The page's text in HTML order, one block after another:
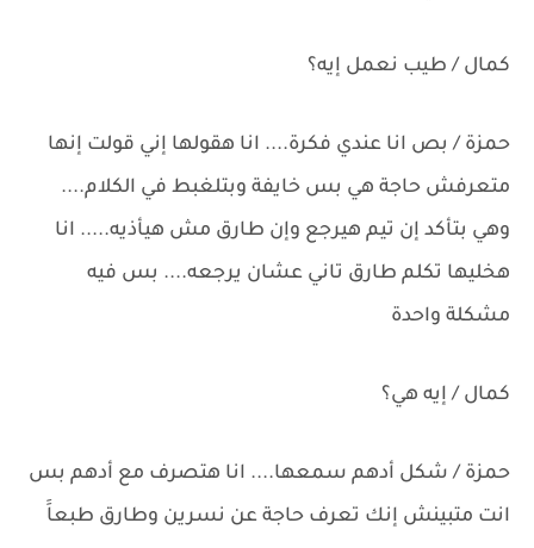
كمال / طيب نعمل إيه؟
حمزة / بص انا عندي فكرة.... انا هقولها إني قولت إنها
متعرفش حاجة هي بس خايفة وبتلغبط في الكلام....
وهي بتأكد إن تيم هيرجع وإن طارق مش هيأذيه..... انا
هخليها تكلم طارق تاني عشان يرجعه.... بس فيه
مشكلة واحدة
كمال / إيه هي؟
حمزة / شكل أدهم سمعها.... انا هتصرف مع أدهم بس
انت متبينش إنك تعرف حاجة عن نسرين وطارق طبعاََ